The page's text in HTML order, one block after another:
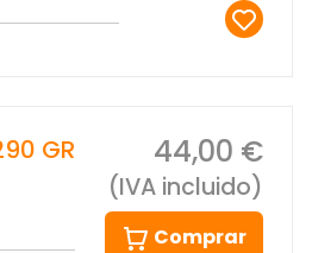
GR 44,00 €
(IVA incluido)
Comprar